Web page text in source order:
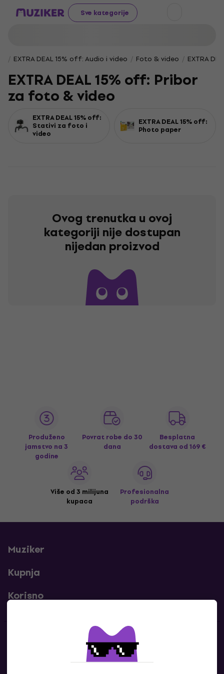
Sve kategorije
EXTRA DEAL 15% off: Audio i video Foto & video EXTRA
EXTRA DEAL 15% off: Pribor
za foto & video
EXTRA DEAL 15% off:
Stativi za foto i
video
EXTRA DEAL 15% off:
Photo paper
Ovog trenutka u ovoj
kategoriji nije dostupan
nijedan proizvod
Produženo
jamstvo na 3
godine
Povrat robe do 30
dana
Besplatna
dostava od 169 €
Više od 3 milijuna
kupaca
Profesionalna
podrška
Muziker
Kupnja
Korisno
Kontakti
Javi nam se